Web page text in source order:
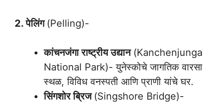
2. पेलिंग (Pelling)-
कांचनजंगा राष्ट्रीय उद्यान(Kanchenjunga
National Park)- युनेस्कोचे जागतिक वारसा
स्थळ, विविध वनस्पती आणि प्राणी यांचे घर.
सिंगशोर ब्रिज (Singshore Bridge)-